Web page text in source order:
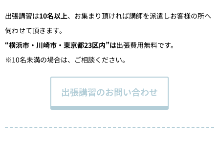
出張講習は10名以上、お集まり頂ければ講師を派遣しお客様の所へ
伺わせて頂きます。
“横浜市・川崎市・東京都23区内”は出張費用無料です。
※10名未満の場合は、ご相談ください。
出張講習のお問い合わせ